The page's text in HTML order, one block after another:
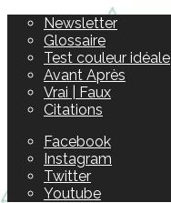
Newsletter
Glossaire
Test couleur idéale
Avant Après
Vrai | Faux
Citations
Facebook
Instagram
Twitter
Youtube